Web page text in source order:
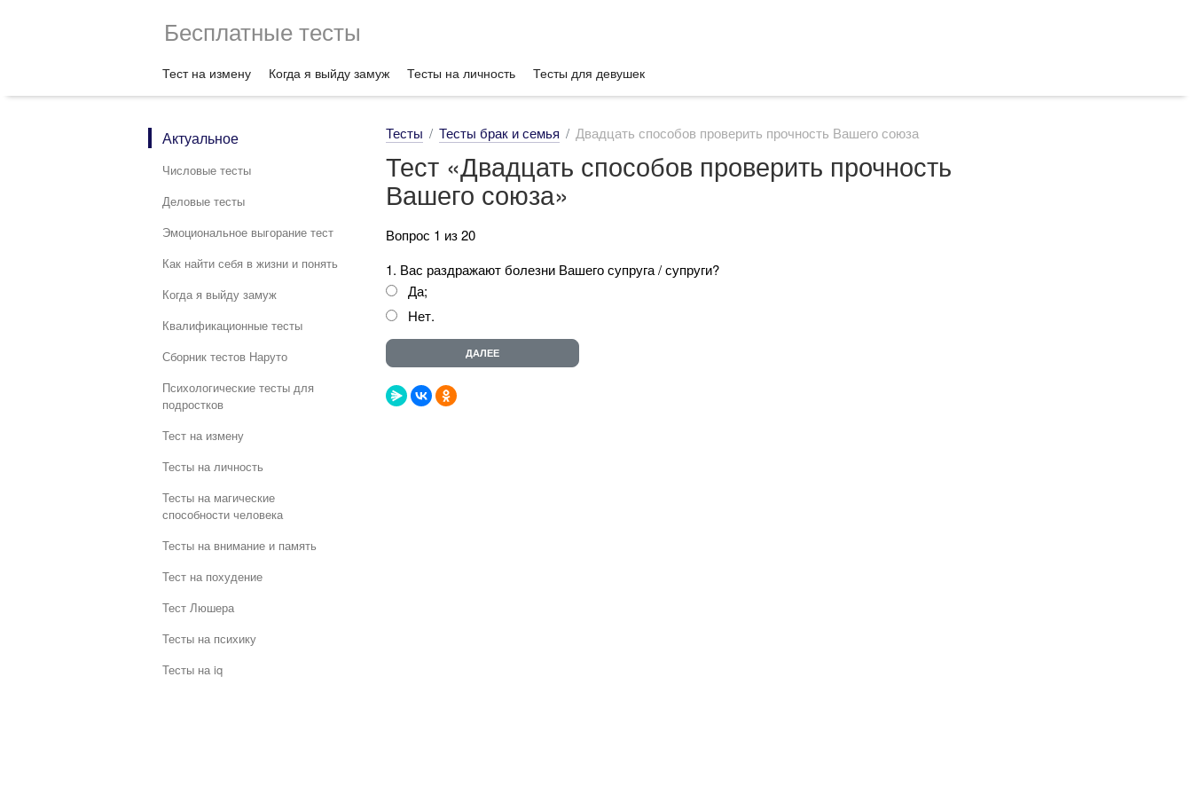
Бесплатные тесты
Тест на измену Когда я выйду замуж Тесты на личность Тесты для девушек
Актуальное
Числовые тесты
Деловые тесты
Эмоциональное выгорание тест
Как найти себя в жизни и понять
Когда я выйду замуж
Квалификационные тесты
Сборник тестов Наруто
Психологические тесты для
подростков
Тест на измену
Тесты на личность
Тесты на магические
способности человека
Тесты на внимание и память
Тест на похудение
Тест Люшера
Тесты на психику
Тесты на iq
Тесты Тесты брак и семья Двадцать способов проверить прочность Вашего союза
Тест «Двадцать способов проверить прочность
Вашего союза»
Вопрос 1 из 20
1. Вас раздражают болезни Вашего супруга / супруги?
Да;
Нет.